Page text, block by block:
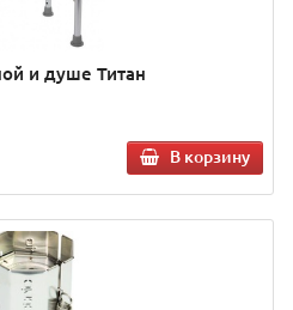
и душе Титан
В корзину